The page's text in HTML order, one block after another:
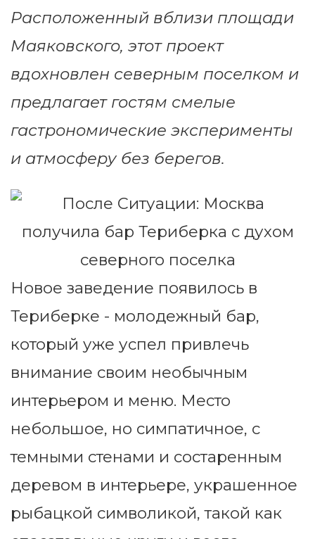
Расположенный вблизи площади
Маяковского, этот проект
вдохновлен северным поселком и
предлагает гостям смелые
гастрономические эксперименты
и атмосферу без берегов.
Новое заведение появилось в
Териберке - молодежный бар,
который уже успел привлечь
внимание своим необычным
интерьером и меню. Место
небольшое, но симпатичное, с
темными стенами и состаренным
деревом в интерьере, украшенное
рыбацкой символикой, такой как